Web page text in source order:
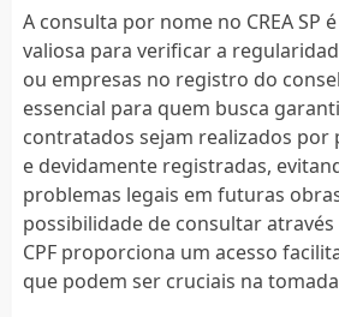
A consulta por nome no CREA SP
valiosa para verificar a
ou empresas no registro do
essencial para quem busca
contratados sejam realizados por
e devidamente registradas,
problemas legais em futuras
possibilidade de consultar através
CPF proporciona um acesso
que podem ser cruciais na